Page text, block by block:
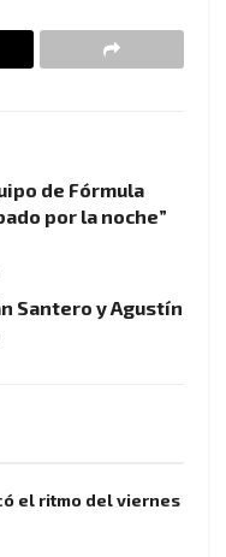
de Fórmula
por la noche”
Santero y Agustín
el ritmo del viernes